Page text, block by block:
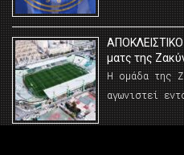
ματς της
Η ομάδα της
αγωνιστεί